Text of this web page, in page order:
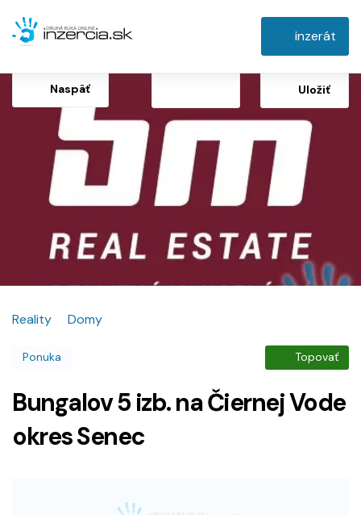
inzerát
Naspäť Uložiť
Reality Domy
Ponuka Topovať
Bungalov 5 izb. na Čiernej Vode
okres Senec